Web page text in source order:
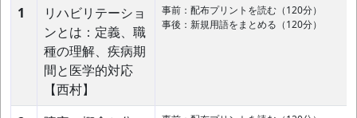
1
リハビリテーショ
ンとは：定義、職
種の理解、疾病期
間と医学的対応
【西村】
事前：配布プリントを読む（120分）
事後：新規用語をまとめる（120分）